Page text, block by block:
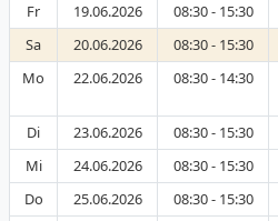
Fr 19.06.2026 08:30 - 15:30
Sa
20.06.2026 08:30 - 15:30
Mo
22.06.2026 08:30 - 14:30
Di 23.06.2026 08:30 - 15:30
Mi
24.06.2026 08:30 - 15:30
Do
25.06.2026 08:30 - 15:30